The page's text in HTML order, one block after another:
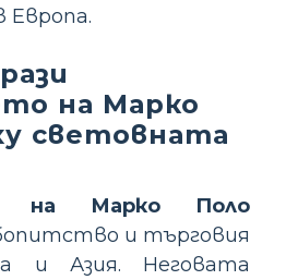
Европа.
на Марко
световната
на Марко Поло
и търговия
и Азия. Неговата